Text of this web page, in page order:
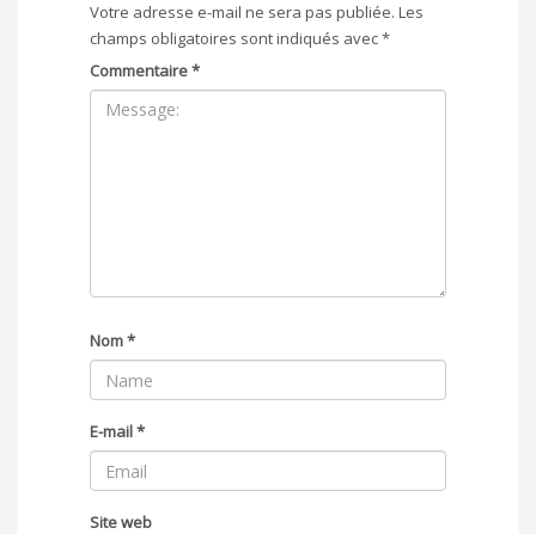
Votre adresse e-mail ne sera pas publiée. Les
champs obligatoires sont indiqués avec*
Commentaire*
Nom*
E-mail*
Site web